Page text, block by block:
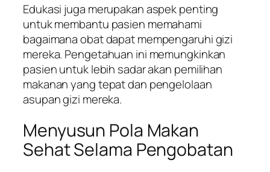
Edukasi juga merupakan aspek penting
untuk membantu pasien memahami
bagaimana obat dapat mempengaruhi gizi
mereka. Pengetahuan ini memungkinkan
pasien untuk lebih sadar akan pemilihan
makanan yang tepat dan pengelolaan
asupan gizi mereka.
Menyusun Pola Makan
Sehat Selama Pengobatan